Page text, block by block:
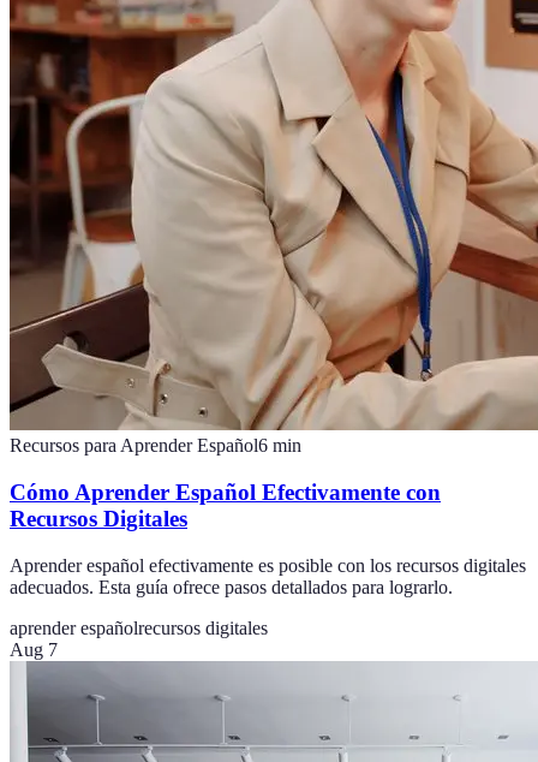
Recursos para Aprender Español6 min
Cómo Aprender Español Efectivamente con
Recursos Digitales
Aprender español efectivamente es posible con los recursos digitales
adecuados. Esta guía ofrece pasos detallados para lograrlo.
aprender españolrecursos digitales
Aug 7